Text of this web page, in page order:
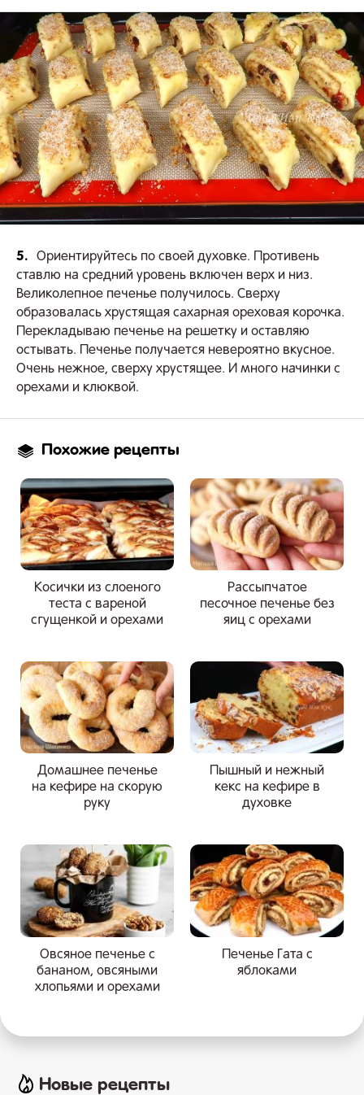
5.
Ориентируйтесь по своей духовке. Противень
ставлю на средний уровень включен верх и низ.
Великолепное печенье получилось. Сверху
образовалась хрустящая сахарная ореховая корочка.
Перекладываю печенье на решетку и оставляю
остывать. Печенье получается невероятно вкусное.
Очень нежное, сверху хрустящее. И много начинки с
орехами и клюквой.
Похожие рецепты
Косички из слоеного
теста с вареной
сгущенкой и орехами
Рассыпчатое
песочное печенье без
яиц с орехами
Домашнее печенье
на кефире на скорую
руку
Пышный и нежный
кекс на кефире в
духовке
Овсяное печенье с
бананом, овсяными
хлопьями и орехами
Печенье Гата с
яблоками
Новые рецепты